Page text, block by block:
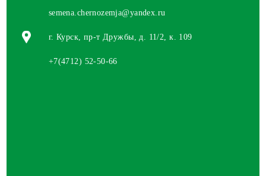
КУКУРУЗА
ЯРОВОЙ ЯЧМЕНЬ
semena.chernozemja@yandex.ru
г. Курск, пр-т Дружбы, д. 11/2, к. 109
+7(4712) 52-50-66